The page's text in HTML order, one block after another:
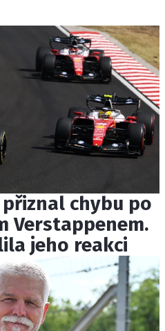
chybu po
Verstappenem.
jeho reakci